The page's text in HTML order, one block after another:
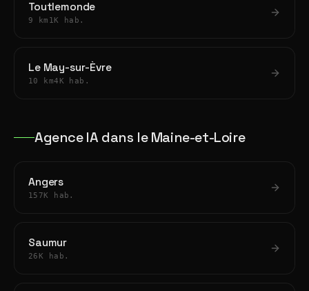
Toutlemonde
9 km 1K hab.
Le May-sur-Èvre
10 km4K hab.
Agence IA dans le Maine-et-Loire
Angers
157K hab.
Saumur
26K hab.